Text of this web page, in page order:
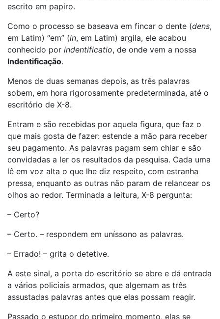
escrito em papiro.
Como o processo se baseava em fincar o dente (dens,
em Latim) “em” (in, em Latim) argila, ele acabou
conhecido por indentificatio, de onde vem a nossa
Indentificação.
Menos de duas semanas depois, as três palavras
sobem, em hora rigorosamente predeterminada, até o
escritório de X-8.
Entram e são recebidas por aquela figura, que faz o
que mais gosta de fazer: estende a mão para receber
seu pagamento. As palavras pagam sem chiar e são
convidadas a ler os resultados da pesquisa. Cada uma
lê em voz alta o que lhe diz respeito, com estranha
pressa, enquanto as outras não param de relancear os
olhos ao redor. Terminada a leitura, X-8 pergunta:
– Certo?
– Certo. – respondem em uníssono as palavras.
– Errado! – grita o detetive.
A este sinal, a porta do escritório se abre e dá entrada
a vários policiais armados, que algemam as três
assustadas palavras antes que elas possam reagir.
Passado o estupor do primeiro momento, elas se